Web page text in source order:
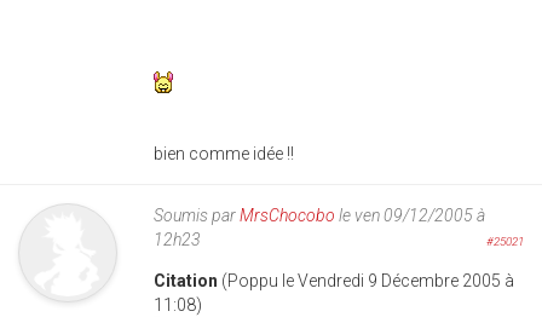
bien comme idée !!
Soumis parMrsChocobo le ven 09/12/2005 à
12h23
#25021
Citation (Poppu le Vendredi 9 Décembre 2005 à
11:08)